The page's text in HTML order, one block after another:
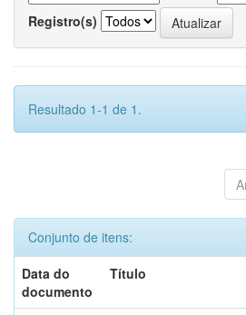
Registro(s)
Resultado 1-1 de 1.
Conjunto de itens:
Data do
documento
Título